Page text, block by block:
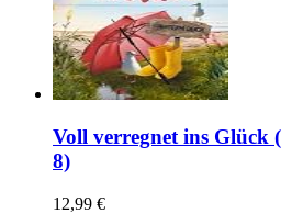
Voll verregnet ins Glück
8)
12,99 €